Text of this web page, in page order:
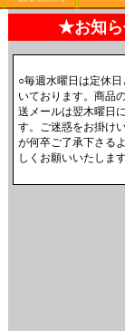
★お知ら
○毎週水曜日は定休
いております。商品
送メールは翌木曜日
す。ご迷惑をお掛け
が何卒ご了承下さる
しくお願いいたします